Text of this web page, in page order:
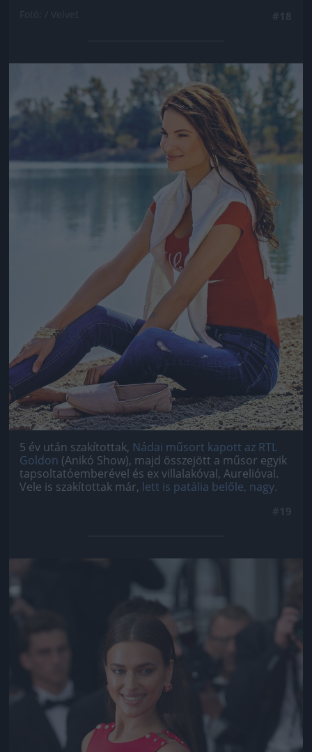
Jön még kép!
5 év után szakítottak, Nádai műsort kapott az RTL
Goldon (Anikó Show), majd összejött a műsor egyik
tapsoltatóemberével és ex villalakóval, Aurelióval.
Vele is szakítottak már, lett is patália belőle, nagy.